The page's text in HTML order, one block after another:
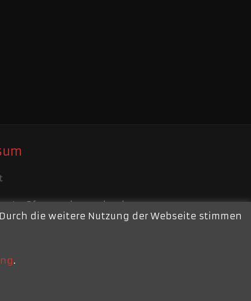
repelen.de
die weitere Nutzung der Webseite stimmen
.